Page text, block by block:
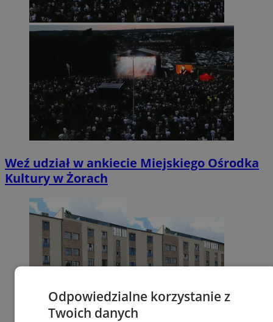
Weź udział w ankiecie Miejskiego Ośrodka
Kultury w Żorach
Odpowiedzialne korzystanie z
Twoich danych